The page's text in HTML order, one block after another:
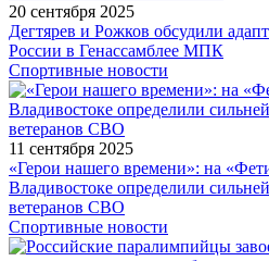
20 сентября 2025
Дегтярев и Рожков обсудили
России в Генассамблее МПК
Спортивные новости
11 сентября 2025
«Герои нашего времени»: на
Владивостоке определили
ветеранов СВО
Спортивные новости